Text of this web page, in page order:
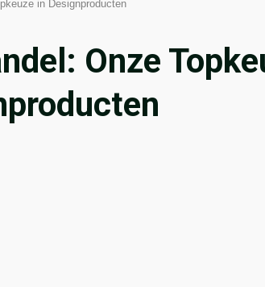
in Designproducten
Onze